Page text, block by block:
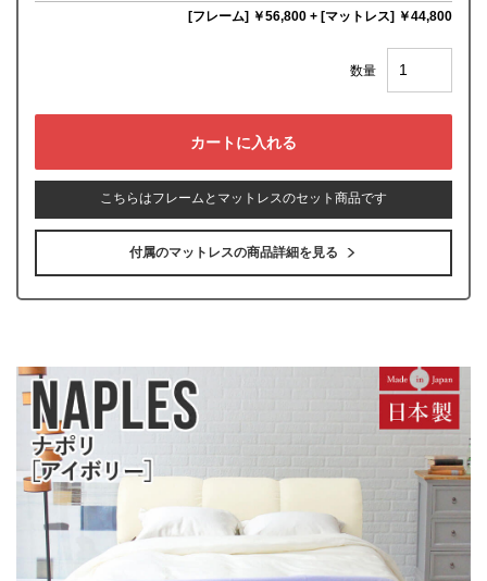
[フレーム] ￥56,800 + [マットレス] ￥44,800
数量
こちらはフレームとマットレスのセット商品です
付属のマットレスの商品詳細を見る